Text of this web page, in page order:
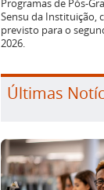
Programas de Pós-
Sensu da Instituição,
previsto para o
2026.
Últimas